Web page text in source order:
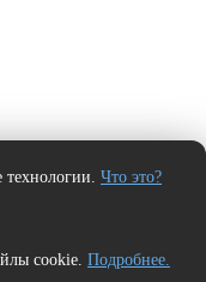
технологии. Что это?
cookie. Подробнее.